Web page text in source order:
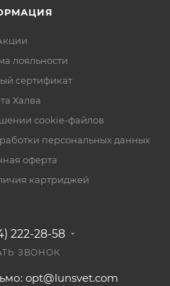
лояльности
сертификат
Халва
cookie-файлов
персональных данных
оферта
картриджей
222-28-58
ЗВОНОК
opt@lunsvet.com